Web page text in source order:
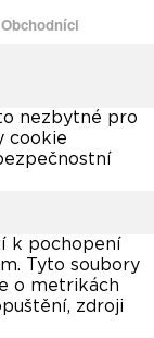
Obchodníci
nezbytné pro
cookie
k pochopení
Tyto soubory
o metrikách
zdroji